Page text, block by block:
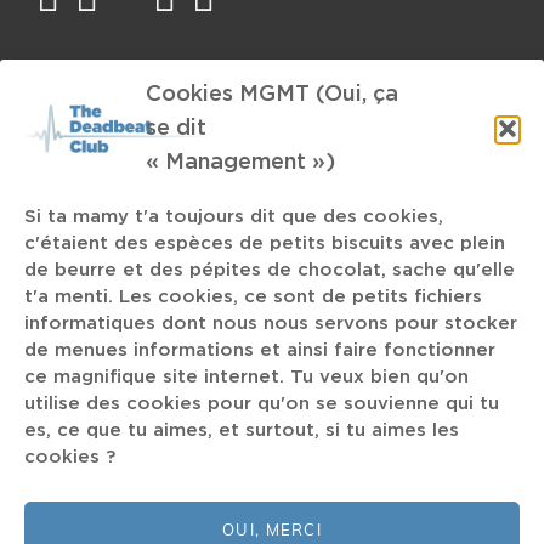
Cookies MGMT (Oui, ça
se dit
« Management »)
Si ta mamy t'a toujours dit que des cookies,
c'étaient des espèces de petits biscuits avec plein
de beurre et des pépites de chocolat, sache qu'elle
t'a menti. Les cookies, ce sont de petits fichiers
informatiques dont nous nous servons pour stocker
de menues informations et ainsi faire fonctionner
ce magnifique site internet. Tu veux bien qu'on
utilise des cookies pour qu'on se souvienne qui tu
es, ce que tu aimes, et surtout, si tu aimes les
cookies ?
OUI, MERCI
Post-Punk Soutien Psychologique
Thomas Barzaban Charli XCX
Made in Belgium Death Grips
Dha Khan Musée Red Hot Chili Peppers
Arantxa Sanchez Le Juice Gabriels
Jean-Paul Groove